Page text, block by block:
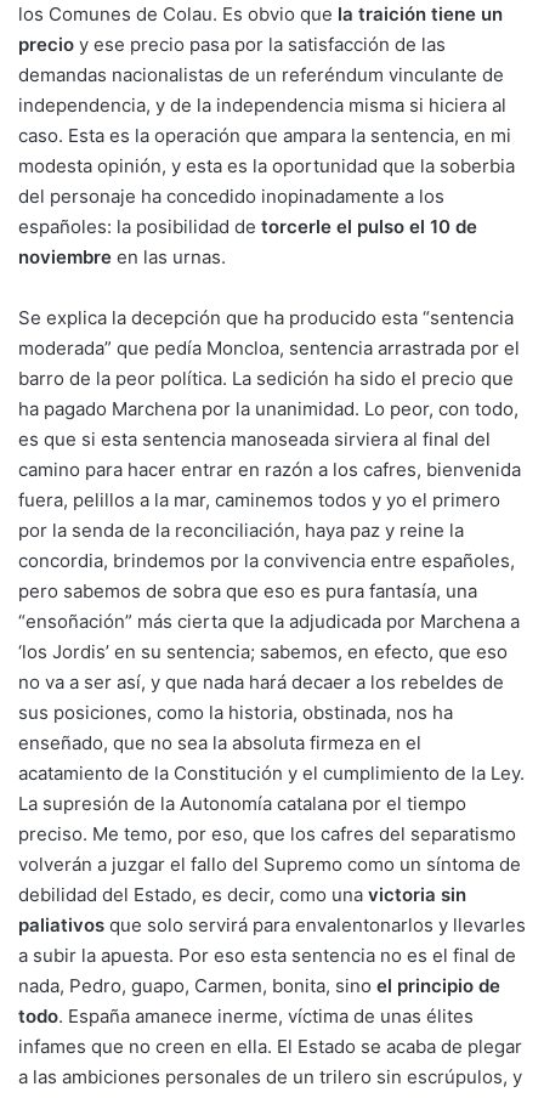
los Comunes de Colau. Es obvio que la traición tiene un
precio y ese precio pasa por la satisfacción de las
demandas nacionalistas de un referéndum vinculante de
independencia, y de la independencia misma si hiciera al
caso. Esta es la operación que ampara la sentencia, en mi
modesta opinión, y esta es la oportunidad que la soberbia
del personaje ha concedido inopinadamente a los
españoles: la posibilidad de torcerle el pulso el 10 de
noviembre en las urnas.
Se explica la decepción que ha producido esta “sentencia
moderada” que pedía Moncloa, sentencia arrastrada por el
barro de la peor política. La sedición ha sido el precio que
ha pagado Marchena por la unanimidad. Lo peor, con todo,
es que si esta sentencia manoseada sirviera al final del
camino para hacer entrar en razón a los cafres, bienvenida
fuera, pelillos a la mar, caminemos todos y yo el primero
por la senda de la reconciliación, haya paz y reine la
concordia, brindemos por la convivencia entre españoles,
pero sabemos de sobra que eso es pura fantasía, una
“ensoñación” más cierta que la adjudicada por Marchena a
‘los Jordis’ en su sentencia; sabemos, en efecto, que eso
no va a ser así, y que nada hará decaer a los rebeldes de
sus posiciones, como la historia, obstinada, nos ha
enseñado, que no sea la absoluta firmeza en el
acatamiento de la Constitución y el cumplimiento de la Ley.
La supresión de la Autonomía catalana por el tiempo
preciso. Me temo, por eso, que los cafres del separatismo
volverán a juzgar el fallo del Supremo como un síntoma de
debilidad del Estado, es decir, como una victoria sin
paliativos que solo servirá para envalentonarlos y llevarles
a subir la apuesta. Por eso esta sentencia no es el final de
nada, Pedro, guapo, Carmen, bonita, sino el principio de
todo. España amanece inerme, víctima de unas élites
infames que no creen en ella. El Estado se acaba de plegar
a las ambiciones personales de un trilero sin escrúpulos, y